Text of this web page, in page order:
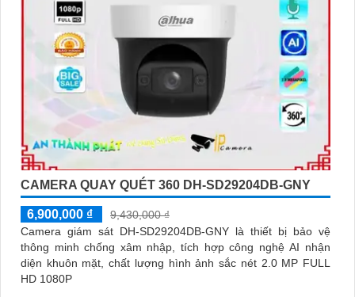
CAMERA QUAY QUÉT 360 DH-SD29204DB-GNY
6,900,000 ₫
9,430,000 ₫
Camera giám sát DH-SD29204DB-GNY là thiết bị bảo vệ
thông minh chống xâm nhập, tích hợp công nghệ AI nhận
diện khuôn mặt, chất lượng hình ảnh sắc nét 2.0 MP FULL
HD 1080P